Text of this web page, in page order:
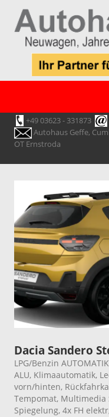
+49 03623 - 331873
Autohaus Geffe,
OT Ernstroda
Dacia Sandero
LPG/Benzin
ALU, Klimaautomatik,
vorn/hinten,
Tempomat, Multimedia
Spiegelung, 4x FH